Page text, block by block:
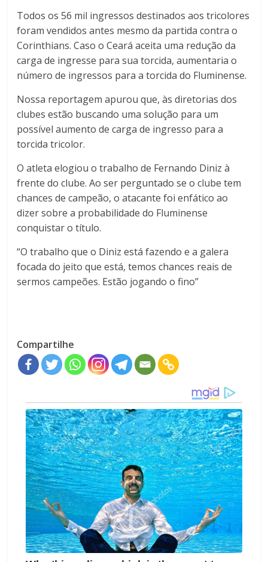
Todos os 56 mil ingressos destinados aos tricolores
foram vendidos antes mesmo da partida contra o
Corinthians. Caso o Ceará aceita uma redução da
carga de ingresse para sua torcida, aumentaria o
número de ingressos para a torcida do Fluminense.
Nossa reportagem apurou que, às diretorias dos
clubes estão buscando uma solução para um
possível aumento de carga de ingresso para a
torcida tricolor.
O atleta elogiou o trabalho de Fernando Diniz à
frente do clube. Ao ser perguntado se o clube tem
chances de campeão, o atacante foi enfático ao
dizer sobre a probabilidade do Fluminense
conquistar o título.
“O trabalho que o Diniz está fazendo e a galera
focada do jeito que está, temos chances reais de
sermos campeões. Estão jogando o fino”
Compartilhe